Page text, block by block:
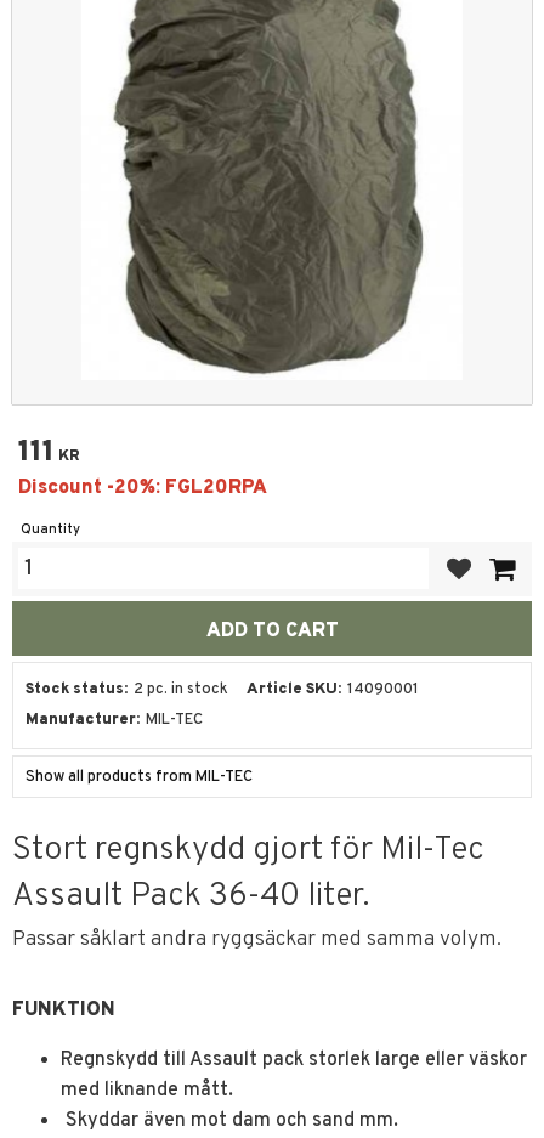
111 KR
Quantity
Stock status 2 pc. in stock Article SKU 14090001
Manufacturer MIL-TEC
Show all products from MIL-TEC
Stort regnskydd gjort för Mil-Tec
Assault Pack 36-40 liter.
Passar såklart andra ryggsäckar med samma volym.
FUNKTION
Regnskydd till Assault pack storlek large eller väskor
med liknande mått.
Skyddar även mot dam och sand mm.